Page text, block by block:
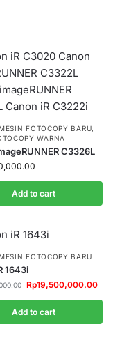
MESIN FOTOCOPY BARU,
WARNA
C3326L
Add to cart
MESIN FOTOCOPY BARU
1643i
Rp19,500,000.00
Add to cart